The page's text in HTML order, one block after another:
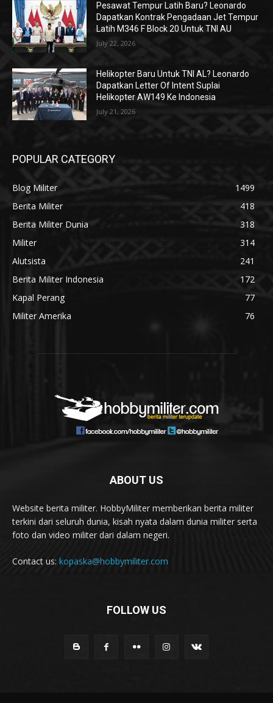
Pesawat Tempur Latih Baru? Leonardo
Dapatkan Kontrak Pengadaan Jet Tempur
Latih M346 F Block 20 Untuk TNI AU
July 22, 2026
Helikopter Baru Untuk TNI AL? Leonardo
Dapatkan Letter Of Intent Suplai
Helikopter AW149 Ke Indonesia
July 21, 2026
POPULAR CATEGORY
Blog Militer
1499
Berita Militer
418
Berita Militer Dunia
318
Militer
314
Alutsista
241
Berita Militer Indonesia
172
Kapal Perang
77
Militer Amerika
76
ABOUT US
Website berita militer. HobbyMiliter memberikan berita militer
terkini dari seluruh dunia, kisah nyata dalam dunia militer serta
foto dan video militer dari dalam negeri.
Contact us: kopaska@hobbymiliter.com
FOLLOW US